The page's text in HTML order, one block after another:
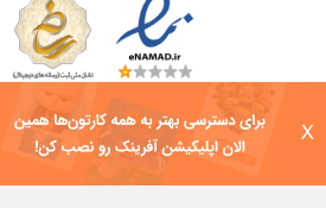
X
کلیه حقوق این سایت به شرکت توسعه فناوی